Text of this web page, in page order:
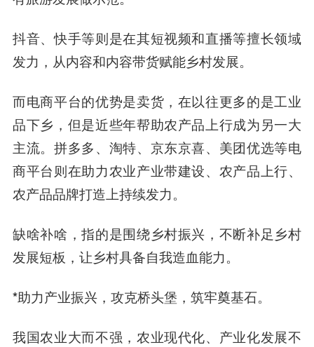
抖音、快手等则是在其短视频和直播等擅长领域
发力，从内容和内容带货赋能乡村发展。
而电商平台的优势是卖货，在以往更多的是工业
品下乡，但是近些年帮助农产品上行成为另一大
主流。拼多多、淘特、京东京喜、美团优选等电
商平台则在助力农业产业带建设、农产品上行、
农产品品牌打造上持续发力。
缺啥补啥，指的是围绕乡村振兴，不断补足乡村
发展短板，让乡村具备自我造血能力。
*助力产业振兴，攻克桥头堡，筑牢奠基石。
我国农业大而不强，农业现代化、产业化发展不